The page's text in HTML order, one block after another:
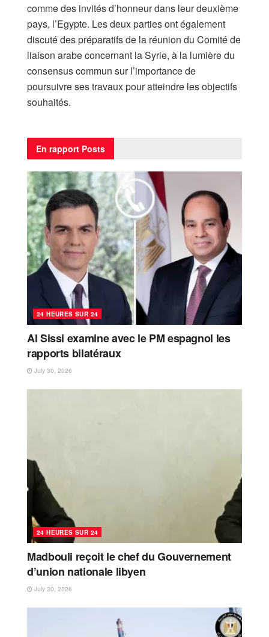
comme des invités d’honneur dans leur deuxième
pays, l’Egypte. Les deux parties ont également
discuté des préparatifs de la réunion du Comité de
liaison arabe concernant la Syrie, à la lumière du
consensus commun sur l’importance de
poursuivre ses travaux pour atteindre les objectifs
souhaités.
En rapport Posts
24 HEURES SUR 24
Al Sissi examine avec le PM espagnol les
rapports bilatéraux
July 30, 2026
24 HEURES SUR 24
Madbouli reçoit le chef du Gouvernement
d’union nationale libyen
July 30, 2026